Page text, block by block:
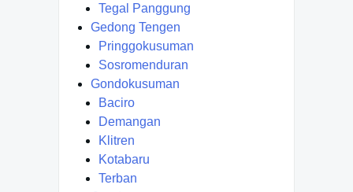
Tegal Panggung
Gedong Tengen
Pringgokusuman
Sosromenduran
Gondokusuman
Baciro
Demangan
Klitren
Kotabaru
Terban